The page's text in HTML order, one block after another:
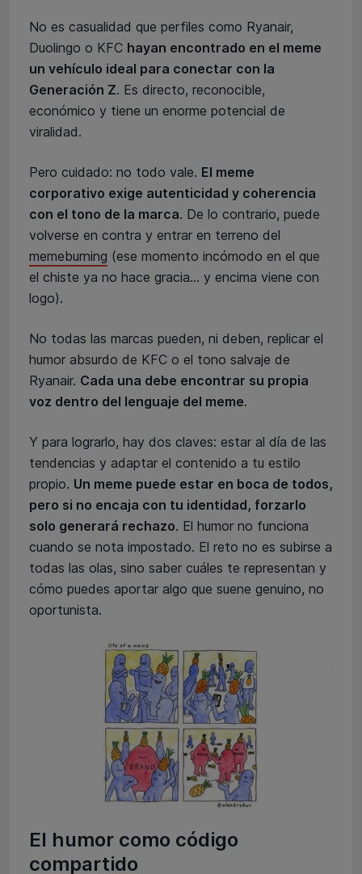
No es casualidad que perfiles como Ryanair,
Duolingo o KFC hayan encontrado en el meme
un vehículo ideal para conectar con la
Generación Z. Es directo, reconocible,
económico y tiene un enorme potencial de
viralidad.
Pero cuidado: no todo vale. El meme
corporativo exige autenticidad y coherencia
con el tono de la marca. De lo contrario, puede
volverse en contra y entrar en terreno del
memeburning (ese momento incómodo en el que
el chiste ya no hace gracia… y encima viene con
logo).
No todas las marcas pueden, ni deben, replicar el
humor absurdo de KFC o el tono salvaje de
Ryanair. Cada una debe encontrar su propia
voz dentro del lenguaje del meme.
Y para lograrlo, hay dos claves: estar al día de las
tendencias y adaptar el contenido a tu estilo
propio. Un meme puede estar en boca de todos,
pero si no encaja con tu identidad, forzarlo
solo generará rechazo. El humor no funciona
cuando se nota impostado. El reto no es subirse a
todas las olas, sino saber cuáles te representan y
cómo puedes aportar algo que suene genuino, no
oportunista.
El humor como código
compartido